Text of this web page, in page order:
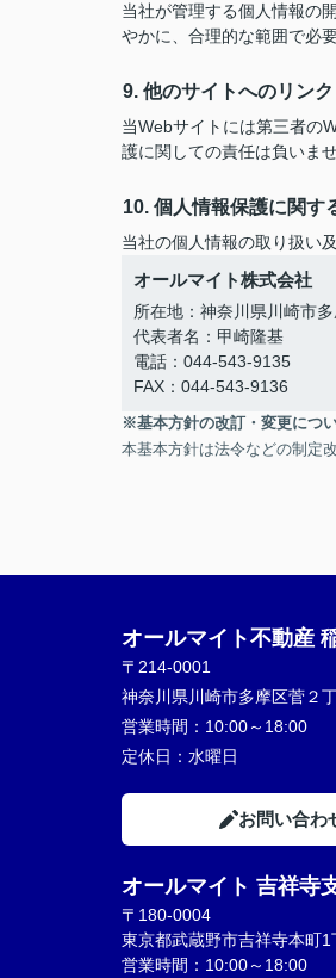
当社が管理する個人情報の
やかに、合理的な範囲で必
9. 他のサイトへのリンク
当Webサイトには第三者の
護に関しての責任は負いま
10. 個人情報保護に関す
当社の個人情報の取り扱い
オールマイト株式会社
所在地：神奈川県川崎市
代表者名：甲崎隆基
電話：044-543-9135
FAX：044-543-9136
※基本方針の改訂・変更につ
本基本方針は法令などの制定
オールマイト不動産
〒214-0001
神奈川県川崎市多摩区菅２
営業時間： 10:00～18:00
定休日： 水曜日
お問い合わ
オールマイト 吉祥寺
〒180-0004
東京都武蔵野市吉祥寺本町
営業時間：10:00～18:00